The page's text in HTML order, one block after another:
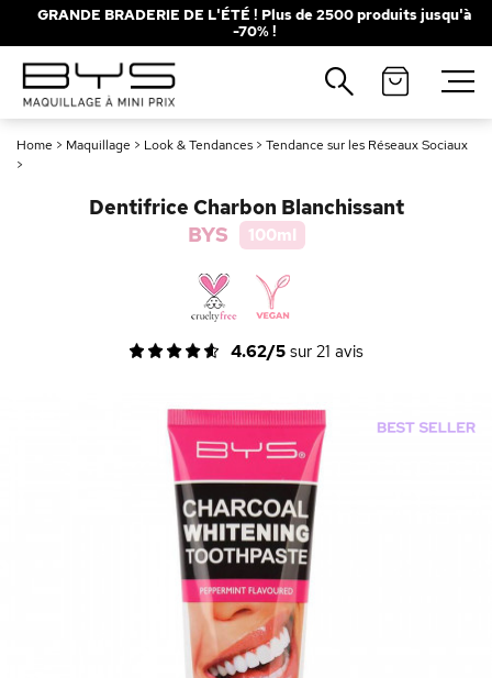
GRANDE BRADERIE DE L'ÉTÉ ! Plus de 2500 produits jusqu'à
-70% !
Home > Maquillage > Look & Tendances > Tendance sur les Réseaux Sociaux
>
Dentifrice Charbon Blanchissant
BYS
100ml
4.62/5 sur 21 avis
Fermer
Recherches populaires
Mascara
Palette
Solaire
Brumes
Rouge à Lèvres